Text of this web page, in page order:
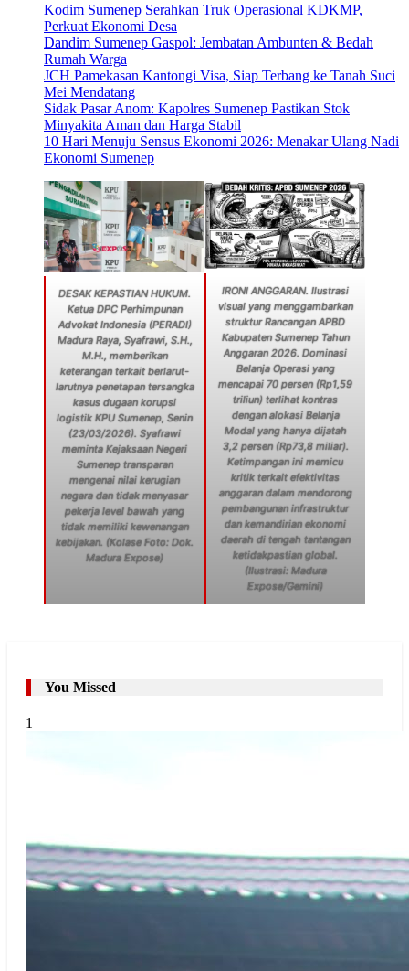
Kodim Sumenep Serahkan Truk Operasional KDKMP,
Perkuat Ekonomi Desa
Dandim Sumenep Gaspol: Jembatan Ambunten & Bedah
Rumah Warga
JCH Pamekasan Kantongi Visa, Siap Terbang ke Tanah Suci
Mei Mendatang
Sidak Pasar Anom: Kapolres Sumenep Pastikan Stok
Minyakita Aman dan Harga Stabil
10 Hari Menuju Sensus Ekonomi 2026: Menakar Ulang Nadi
Ekonomi Sumenep
DESAK KEPASTIAN HUKUM.
Ketua DPC Perhimpunan
Advokat Indonesia (PERADI)
Madura Raya, Syafrawi, S.H.,
M.H., memberikan
keterangan terkait berlarut-
larutnya penetapan tersangka
kasus dugaan korupsi
logistik KPU Sumenep, Senin
(23/03/2026). Syafrawi
meminta Kejaksaan Negeri
Sumenep transparan
mengenai nilai kerugian
negara dan tidak menyasar
pekerja level bawah yang
tidak memiliki kewenangan
kebijakan. (Kolase Foto: Dok.
Madura Expose)
IRONI ANGGARAN. Ilustrasi
visual yang menggambarkan
struktur Rancangan APBD
Kabupaten Sumenep Tahun
Anggaran 2026. Dominasi
Belanja Operasi yang
mencapai 70 persen (Rp1,59
triliun) terlihat kontras
dengan alokasi Belanja
Modal yang hanya dijatah
3,2 persen (Rp73,8 miliar).
Ketimpangan ini memicu
kritik terkait efektivitas
anggaran dalam mendorong
pembangunan infrastruktur
dan kemandirian ekonomi
daerah di tengah tantangan
ketidakpastian global.
(Ilustrasi: Madura
Expose/Gemini)
You Missed
1